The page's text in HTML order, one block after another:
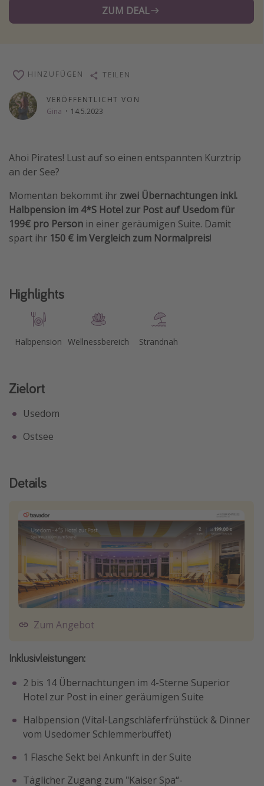
Singlereisen
Strandurlaub
Hotels in Hamburg
Hotels am Achensee
Weitere Themen
Rundreisen in Thailand
Bahnreisen in der Schweiz
Travel Know How
Last Minute Urlaub Mallorca
Last Minute Urlaub Deutschland
ZUM DEAL
VERÖFFENTLICHT VON
Gina · 14.5.2023
HINZUFÜGEN TEILEN
Ahoi Pirates! Lust auf so einen entspannten Kurztrip
an der See?
Momentan bekommt ihr zwei Übernachtungen inkl.
Halbpension im 4*S Hotel zur Post auf Usedom für
199€ pro Person in einer geräumigen Suite. Damit
spart ihr 150 € im Vergleich zum Normalpreis!
Highlights
Halbpension Wellnessbereich Strandnah
Zielort
Usedom
Ostsee
Details
Zum Angebot
Inklusivleistungen:
2 bis 14 Übernachtungen im 4-Sterne Superior
Hotel zur Post in einer geräumigen Suite
Halbpension (Vital-Langschläferfrühstück & Dinner
vom Usedomer Schlemmerbuffet)
1 Flasche Sekt bei Ankunft in der Suite
Täglicher Zugang zum "Kaiser Spa“-